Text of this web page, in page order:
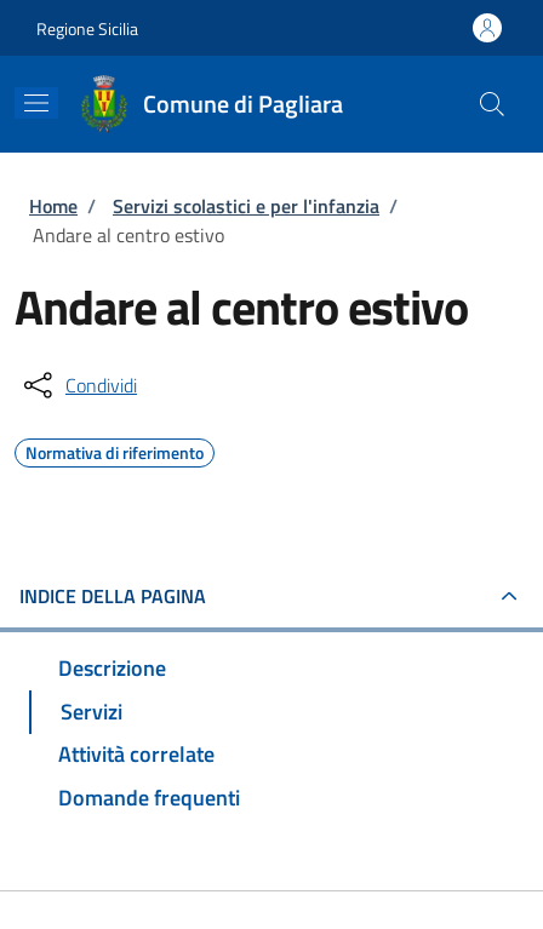
Regione Sicilia
Comune di Pagliara
Briciole di pane
Home / Servizi scolastici e per l'infanzia /
Andare al centro estivo
Andare al centro estivo
Condividi
Normativa di riferimento
INDICE DELLA PAGINA
Descrizione
Servizi
Attività correlate
Domande frequenti